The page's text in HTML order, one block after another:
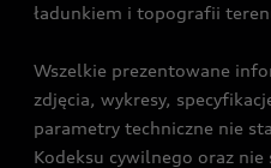
ładunkiem i topografii
Wszelkie prezentowane
zdjęcia, wykresy,
parametry techniczne nie
Kodeksu cywilnego oraz nie